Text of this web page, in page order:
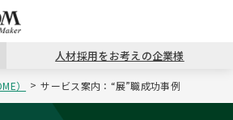
人材採用をお考えの企業様
） サービス案内：“展”職成功事例